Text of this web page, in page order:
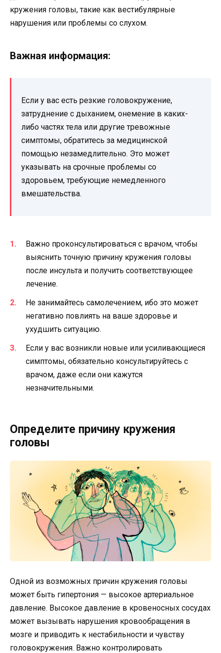
кружения головы, такие как вестибулярные
нарушения или проблемы со слухом.
Важная информация:
Если у вас есть резкие головокружение,
затруднение с дыханием, онемение в каких-
либо частях тела или другие тревожные
симптомы, обратитесь за медицинской
помощью незамедлительно. Это может
указывать на срочные проблемы со
здоровьем, требующие немедленного
вмешательства.
Важно проконсультироваться с врачом, чтобы
выяснить точную причину кружения головы
после инсульта и получить соответствующее
лечение.
Не занимайтесь самолечением, ибо это может
негативно повлиять на ваше здоровье и
ухудшить ситуацию.
Если у вас возникли новые или усиливающиеся
симптомы, обязательно консультируйтесь с
врачом, даже если они кажутся
незначительными.
Определите причину кружения
головы
Одной из возможных причин кружения головы
может быть гипертония — высокое артериальное
давление. Высокое давление в кровеносных сосудах
может вызывать нарушения кровообращения в
мозге и приводить к нестабильности и чувству
головокружения. Важно контролировать